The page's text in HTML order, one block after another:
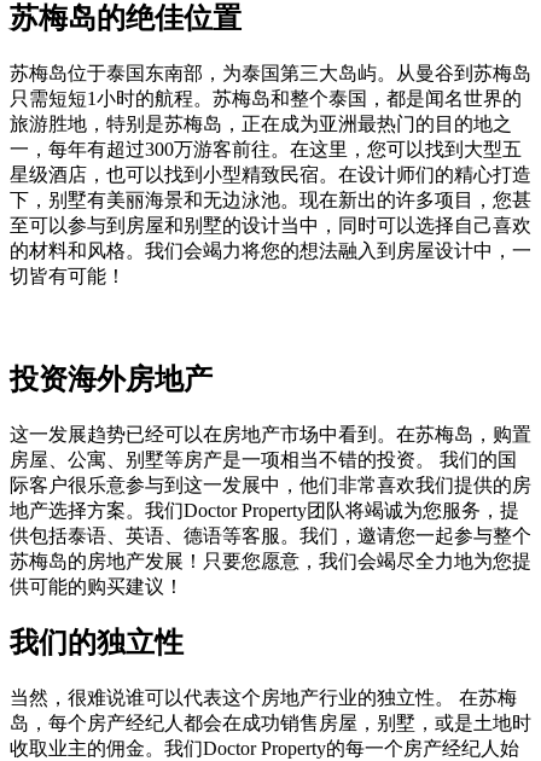
苏梅岛的绝佳位置
苏梅岛位于泰国东南部，为泰国第三大岛屿。从曼谷到苏梅岛
只需短短1小时的航程。苏梅岛和整个泰国，都是闻名世界的
旅游胜地，特别是苏梅岛，正在成为亚洲最热门的目的地之
一，每年有超过300万游客前往。在这里，您可以找到大型五
星级酒店，也可以找到小型精致民宿。在设计师们的精心打造
下，别墅有美丽海景和无边泳池。现在新出的许多项目，您甚
至可以参与到房屋和别墅的设计当中，同时可以选择自己喜欢
的材料和风格。我们会竭力将您的想法融入到房屋设计中，一
切皆有可能！
投资海外房地产
这一发展趋势已经可以在房地产市场中看到。在苏梅岛，购置
房屋、公寓、别墅等房产是一项相当不错的投资。 我们的国
际客户很乐意参与到这一发展中，他们非常喜欢我们提供的房
地产选择方案。我们Doctor Property团队将竭诚为您服务，提
供包括泰语、英语、德语等客服。我们，邀请您一起参与整个
苏梅岛的房地产发展！只要您愿意，我们会竭尽全力地为您提
供可能的购买建议！
我们的独立性
当然，很难说谁可以代表这个房地产行业的独立性。 在苏梅
岛，每个房产经纪人都会在成功销售房屋，别墅，或是土地时
收取业主的佣金。我们Doctor Property的每一个房产经纪人始